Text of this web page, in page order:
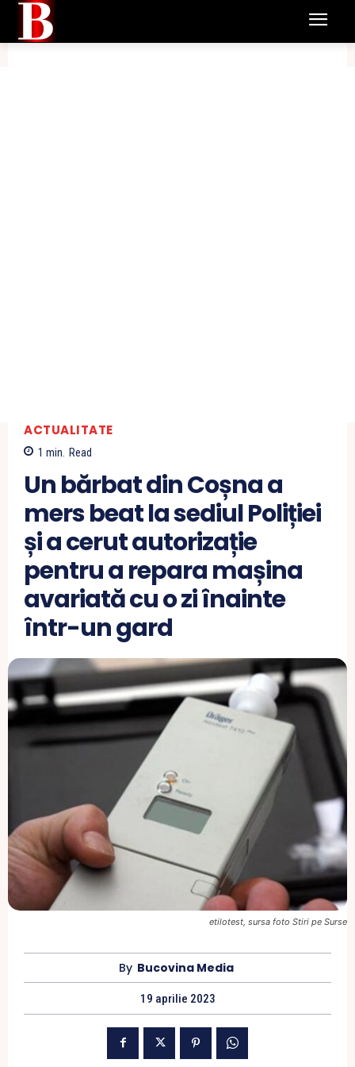
ACTUALITATE
1 min. Read
Un bărbat din Coșna a
mers beat la sediul Poliției
și a cerut autorizație
pentru a repara mașina
avariată cu o zi înainte
într-un gard
etilotest, sursa foto Stiri pe Surse
By Bucovina Media
19 aprilie 2023